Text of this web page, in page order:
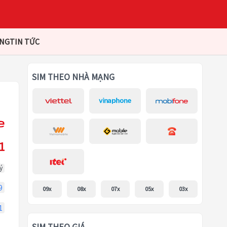
TIN TỨC
SIM THEO NHÀ MẠNG
09x 08x 07x 05x 03x